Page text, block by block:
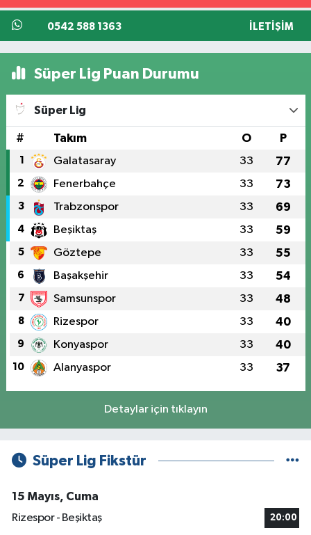
0542 588 1363 İLETIŞIM
Süper Lig Puan Durumu
Süper Lig
# Takım O P
1 Galatasaray 33 77
2 Fenerbahçe 33 73
3 Trabzonspor 33 69
4 Beşiktaş 33 59
5 Göztepe 33 55
6 Başakşehir 33 54
7 Samsunspor 33 48
8 Rizespor 33 40
9 Konyaspor 33 40
10 Alanyaspor 33 37
Detaylar için tıklayın
Süper Lig Fikstür
15 Mayıs, Cuma
Rizespor - Beşiktaş
20:00